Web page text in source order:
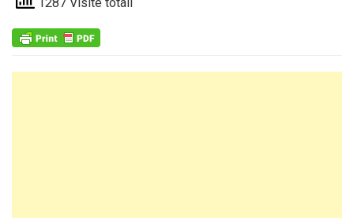
1287 Visite totali